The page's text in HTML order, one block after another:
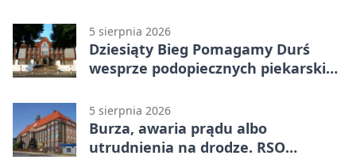
5 sierpnia 2026
Dziesiąty Bieg Pomagamy Durś
wesprze podopiecznych piekarskich
5 sierpnia 2026
Burza, awaria prądu albo
utrudnienia na drodze. RSO